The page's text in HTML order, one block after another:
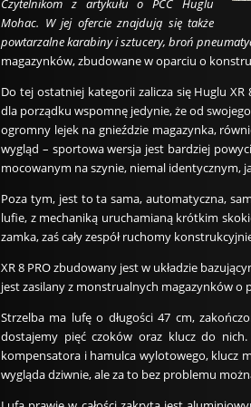
Czytelnikom z artykułu o PCC Huglu
Mohac. W jej ofercie znajdują się także
powtarzalne karabiny i sztucery, broń
magazynków, zbudowane w oparciu o
Do tej ostatniej kategorii zalicza się Huglu
dla porządku wspomnę jedynie, że od
ogromny lejek na gnieździe magazynka,
wygląd – sportowa wersja jest bardziej
mocowanym na szynie, niemal identycznym,
Poza tym, jest to ta sama, automatyczna,
lufie, z mechaniką uruchamianą krótkim
zamka, zaś cały zespół ruchomy
XR 8 PRO zbudowany jest w układzie
jest zasilany z monstrualnych magazynków o
Strzelba ma lufę o długości 47 cm,
dostajemy pięć czoków oraz klucz do
kompensatora i hamulca wylotowego, klucz
wygląda dziwnie, ale za to bez problemu